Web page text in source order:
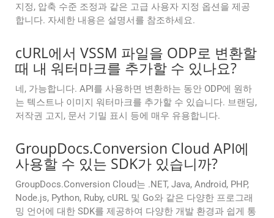
지정, 압축 수준 조정과 같은 고급 사용자 지정 옵션을 제공
합니다. 자세한 내용은 설명서를 참조하세요.
cURL에서 VSSM 파일을 ODP로 변환할
때 내 워터마크를 추가할 수 있나요?
네, 가능합니다. API를 사용하면 변환하는 동안 ODP에 원하
는 텍스트나 이미지 워터마크를 추가할 수 있습니다. 브랜딩,
저작권 고지, 문서 기밀 표시 등에 매우 유용합니다.
GroupDocs.Conversion Cloud API에
사용할 수 있는 SDK가 있습니까?
GroupDocs.Conversion Cloud는 .NET, Java, Android, PHP,
Node.js, Python, Ruby, cURL 및 Go와 같은 다양한 프로그래
밍 언어에 대한 SDK를 제공하여 다양한 개발 환경과 쉽게 통